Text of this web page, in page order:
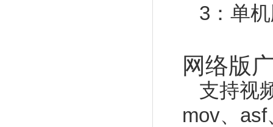
3：单
网络版
支持视
mov、